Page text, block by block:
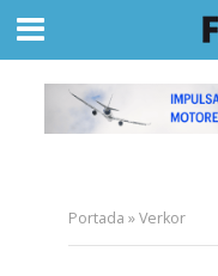
Portada »Verkor